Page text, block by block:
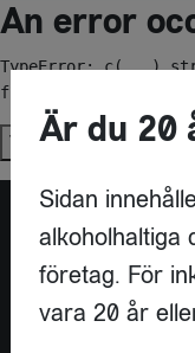
An error
TypeError:
function
Try againÄr du 20
Sidan
alkoholhaltiga
företag. För
vara 20 år